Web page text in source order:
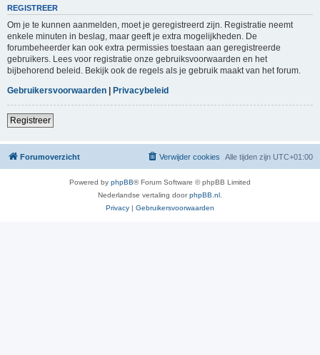
REGISTREER
Om je te kunnen aanmelden, moet je geregistreerd zijn. Registratie neemt
enkele minuten in beslag, maar geeft je extra mogelijkheden. De
forumbeheerder kan ook extra permissies toestaan aan geregistreerde
gebruikers. Lees voor registratie onze gebruiksvoorwaarden en het
bijbehorend beleid. Bekijk ook de regels als je gebruik maakt van het forum.
Gebruikersvoorwaarden | Privacybeleid
Registreer
Forumoverzicht Alle tijden zijn UTC+01:00
Verwijder cookies
Powered by phpBB® Forum Software © phpBB Limited
Nederlandse vertaling doorphpBB.nl
Privacy | Gebruikersvoorwaarden